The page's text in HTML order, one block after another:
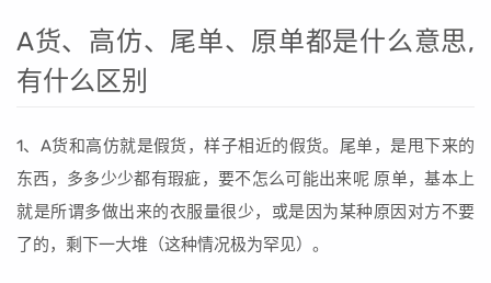
A货、高仿、尾单、原单都是什么意思,
有什么区别
1、A货和高仿就是假货，样子相近的假货。尾单，是甩下来的
东西，多多少少都有瑕疵，要不怎么可能出来呢 原单，基本上
就是所谓多做出来的衣服量很少，或是因为某种原因对方不要
了的，剩下一大堆（这种情况极为罕见）。